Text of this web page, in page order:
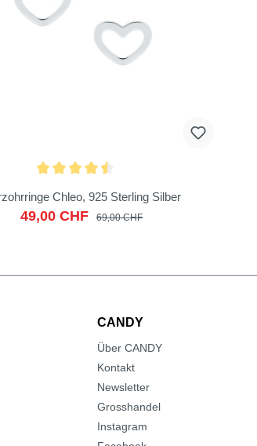
Herzohrringe Chleo, 925 Sterling Silber
49,00 CHF 69,00 CHF
CANDY
Über CANDY
Kontakt
Newsletter
Grosshandel
Instagram